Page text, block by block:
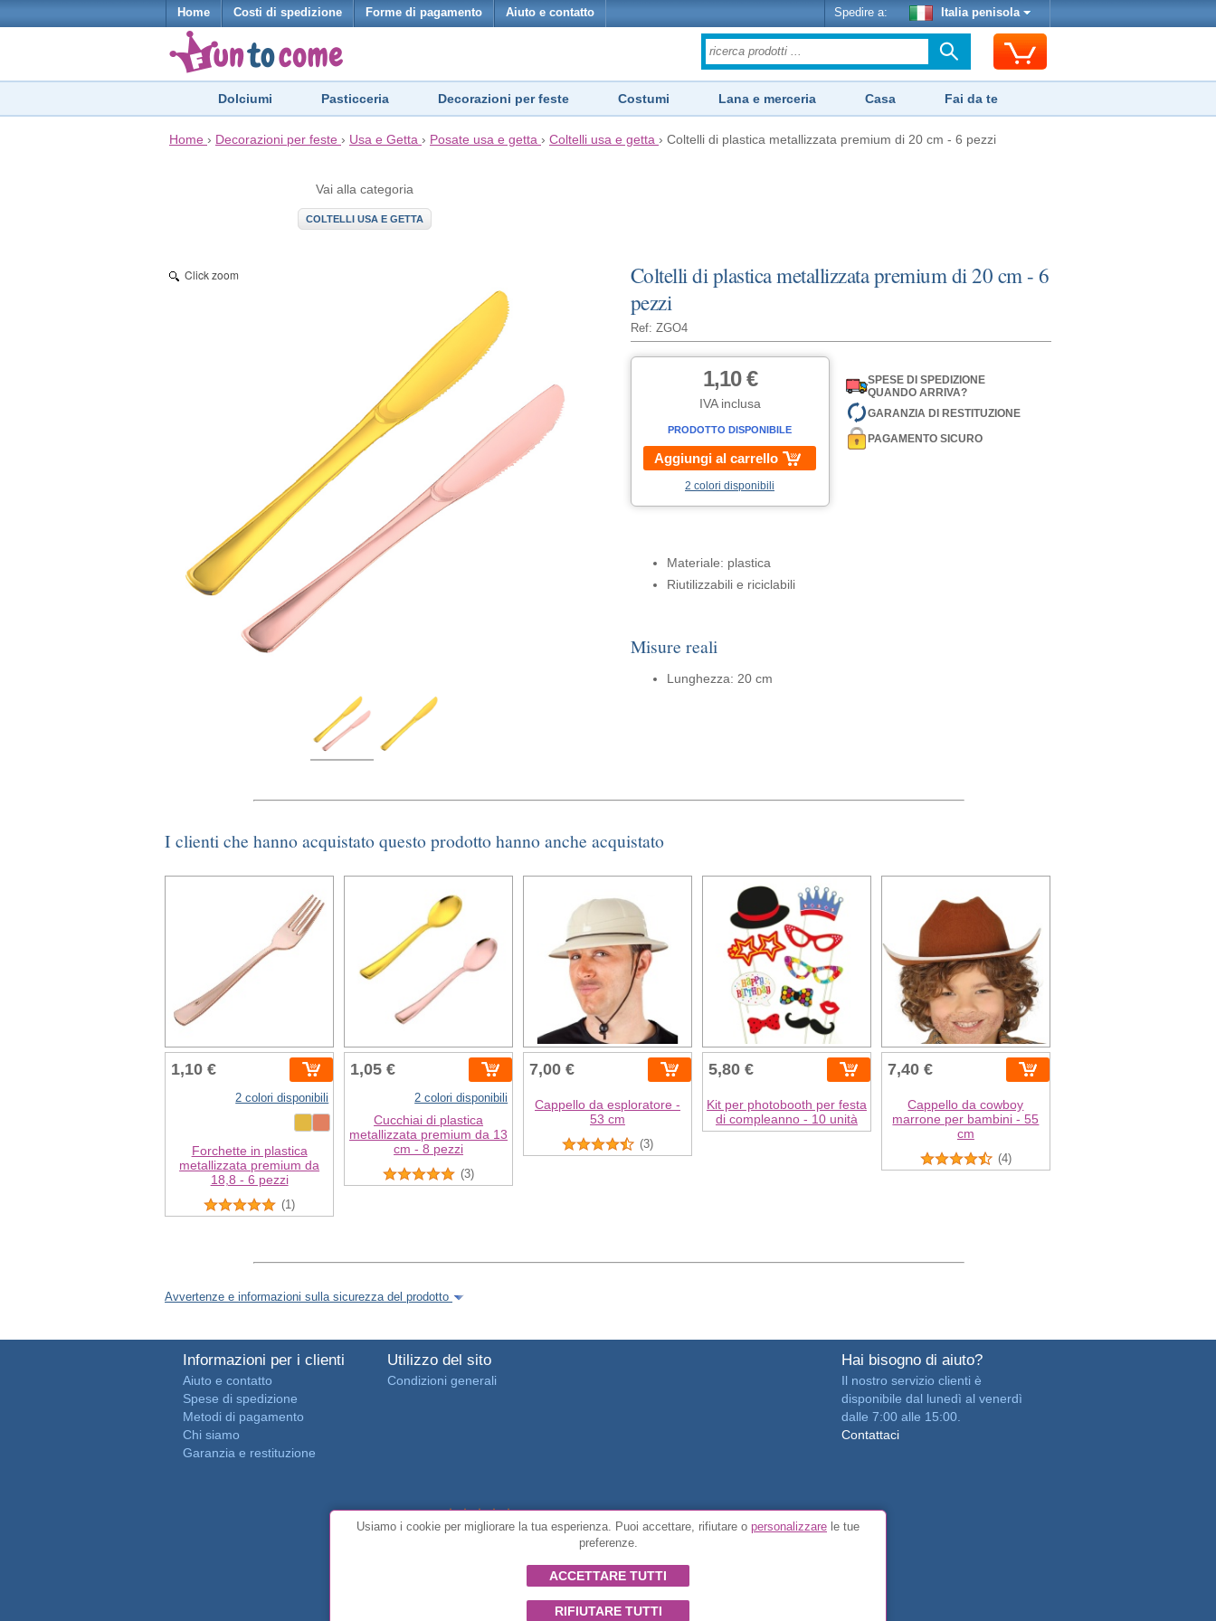
Home Costi di spedizione Forme di pagamento Aiuto e contatto Spedire a: Italia penisola
Dolciumi Pasticceria Decorazioni per feste Costumi Lana e merceria Casa Fai da te
Home › Decorazioni per feste › Usa e Getta › Posate usa e getta › Coltelli usa e getta › Coltelli di plastica metallizzata premium di 20 cm - 6 pezzi
Vai alla categoria
COLTELLI USA E GETTA
Coltelli di plastica metallizzata premium di 20 cm - 6
pezzi
Ref: ZGO4
Click zoom
1,10 €
IVA inclusa
PRODOTTO DISPONIBILE
Aggiungi al carrello
2 colori disponibili
SPESE DI SPEDIZIONE
QUANDO ARRIVA?
GARANZIA DI RESTITUZIONE
PAGAMENTO SICURO
Materiale: plastica
Riutilizzabili e riciclabili
Misure reali
Lunghezza: 20 cm
I clienti che hanno acquistato questo prodotto hanno anche acquistato
1,10 €
2 colori disponibili
Forchette in plastica
metallizzata premium da
18,8 - 6 pezzi
(1)
1,05 €
2 colori disponibili
Cucchiai di plastica
metallizzata premium da 13
cm - 8 pezzi
(3)
7,00 €
Cappello da esploratore -
53 cm
(3)
5,80 €
Kit per photobooth per festa
di compleanno - 10 unità
7,40 €
Cappello da cowboy
marrone per bambini - 55
cm
(4)
Avvertenze e informazioni sulla sicurezza del prodotto
Informazioni per i clienti
Aiuto e contatto
Spese di spedizione
Metodi di pagamento
Chi siamo
Garanzia e restituzione
Utilizzo del sito
Condizioni generali
Hai bisogno di aiuto?
Il nostro servizio clienti è
disponibile dal lunedì al venerdì
dalle 7:00 alle 15:00.
Contattaci
4.7/5 da3889 recensioni dei clienti verificate
© Tutti i diritti riservati FunToCome
Usiamo i cookie per migliorare la tua esperienza. Puoi accettare, rifiutare o personalizzare le tue
preferenze.
ACCETTARE TUTTI
RIFIUTARE TUTTI